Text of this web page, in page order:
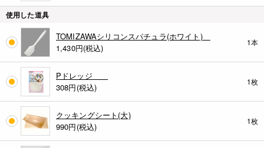
使用した道具
TOMIZAWAシリコンスパチュラ(ホワイト)
1,430円(税込)
1本
Pドレッジ
308円(税込)
1枚
クッキングシート(大)
990円(税込)
1枚